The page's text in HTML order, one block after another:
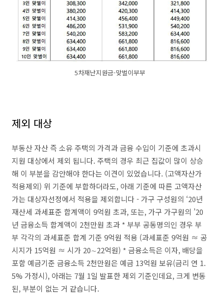
5차재난지원금-맞벌이부부
제외 대상
부동산 자산 즉 소유 주택의 가격과 금융 수입이 기준에 초과시
지원 대상에서 제외 됩니다. 주택의 경우 최근 집값이 많이 상승
해 이 부분을 감안해야 한다는 이견이 있었습니다. (고액자산가
적용제외) 위 기준에 부합하더라도, 아래 기준에 따른 고액자산
가는 대상자선정에서 적용을 제외합니다 - 가구 구성원의 ‘20년
재산세 과세표준 합계액이 9억원 초과, 또는, 가구 가구원의 ’20
년 금융소득 합계액이 2천만원 초과 * 부부 공동명의인 경우 부
부 각각의 과세표준 합계 기준 9억원 적용 (과세표준 9억원 ≈ 공
시지가 15억원 ≈ 시가 20∼22억원) * 금융소득은 이자, 배당을
포함 예금기준 금융소득 2천만원은 예금 13억원 보유(금리 연 1.
5% 가정시), 아래는 7월 1일 발표한 제외 기준인데요, 크게 변동
된, 부분이 없는 거 같습니다.